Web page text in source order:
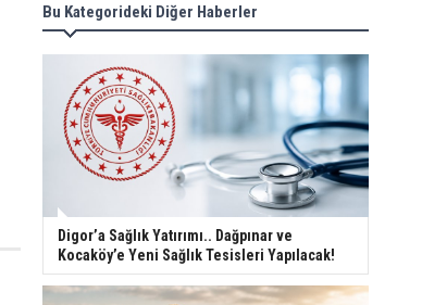
Bu Kategorideki Diğer Haberler
Digor’a Sağlık Yatırımı.. Dağpınar ve
Kocaköy’e Yeni Sağlık Tesisleri Yapılacak!